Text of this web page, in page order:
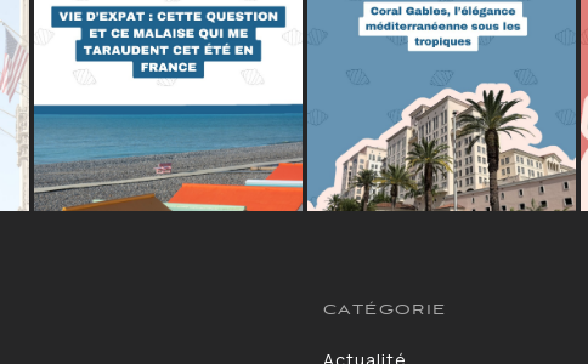
CATÉGORIE
Actualité